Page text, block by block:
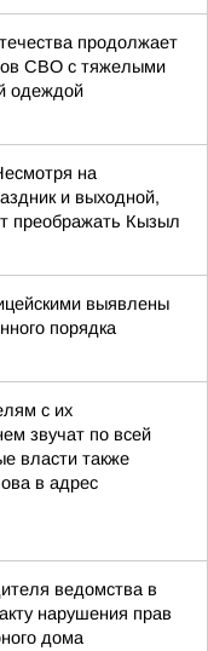
продолжает
СВО с тяжелыми
одеждой
на
и выходной,
преображать Кызыл
выявлены
порядка
с их
звучат по всей
власти также
в адрес
ведомства в
нарушения прав
дома